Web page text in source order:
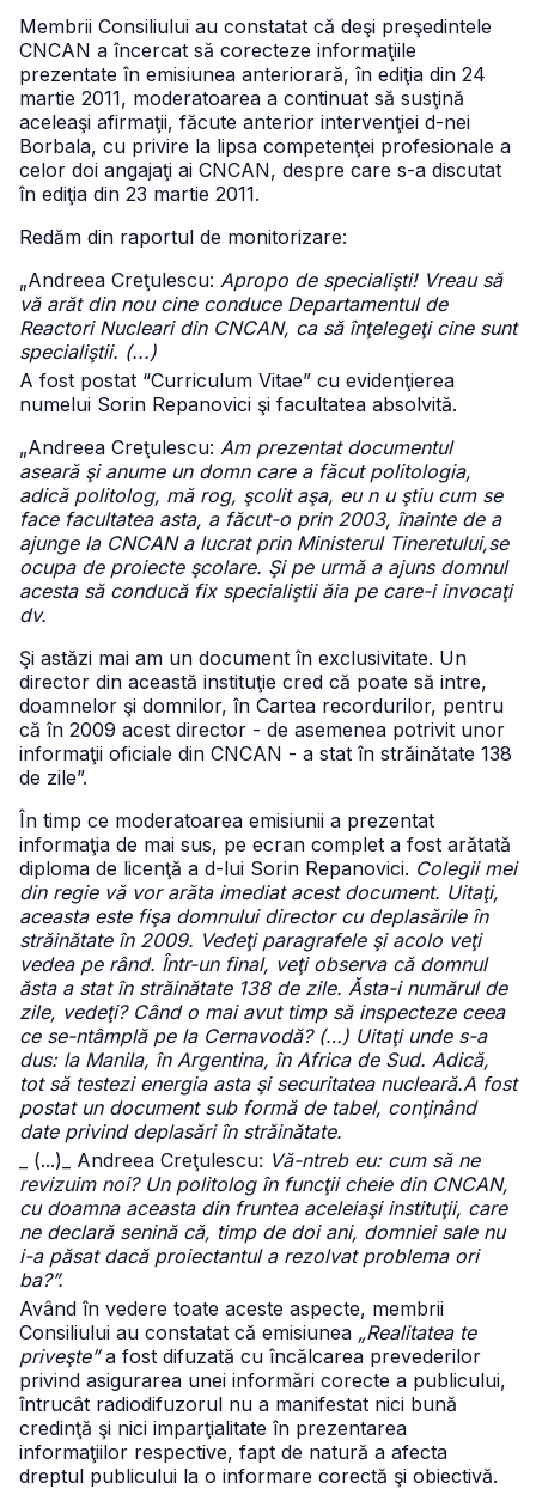
Membrii Consiliului au constatat că deşi preşedintele
CNCAN a încercat să corecteze informaţiile
prezentate în emisiunea anteriorară, în ediţia din 24
martie 2011, moderatoarea a continuat să susţină
aceleaşi afirmaţii, făcute anterior intervenţiei d-nei
Borbala, cu privire la lipsa competenţei profesionale a
celor doi angajaţi ai CNCAN, despre care s-a discutat
în ediţia din 23 martie 2011.
Redăm din raportul de monitorizare:
„Andreea Creţulescu: Apropo de specialişti! Vreau să
vă arăt din nou cine conduce Departamentul de
Reactori Nucleari din CNCAN, ca să înţelegeţi cine sunt
specialiştii. (...)
A fost postat “Curriculum Vitae” cu evidenţierea
numelui Sorin Repanovici şi facultatea absolvită.
„Andreea Creţulescu: Am prezentat documentul
aseară şi anume un domn care a făcut politologia,
adică politolog, mă rog, şcolit aşa, eu n u ştiu cum se
face facultatea asta, a făcut-o prin 2003, înainte de a
ajunge la CNCAN a lucrat prin Ministerul Tineretului,se
ocupa de proiecte şcolare. Şi pe urmă a ajuns domnul
acesta să conducă fix specialiştii ăia pe care-i invocaţi
dv.
Şi astăzi mai am un document în exclusivitate. Un
director din această instituţie cred că poate să intre,
doamnelor şi domnilor, în Cartea recordurilor, pentru
că în 2009 acest director - de asemenea potrivit unor
informaţii oficiale din CNCAN - a stat în străinătate 138
de zile”.
În timp ce moderatoarea emisiunii a prezentat
informaţia de mai sus, pe ecran complet a fost arătată
diploma de licenţă a d-lui Sorin Repanovici. Colegii mei
din regie vă vor arăta imediat acest document. Uitaţi,
aceasta este fişa domnului director cu deplasările în
străinătate în 2009. Vedeţi paragrafele şi acolo veţi
vedea pe rând. Într-un final, veţi observa că domnul
ăsta a stat în străinătate 138 de zile. Ăsta-i numărul de
zile, vedeţi? Când o mai avut timp să inspecteze ceea
ce se-ntâmplă pe la Cernavodă? (…) Uitaţi unde s-a
dus: la Manila, în Argentina, în Africa de Sud. Adică,
tot să testezi energia asta şi securitatea nucleară.A fost
postat un document sub formă de tabel, conţinând
date privind deplasări în străinătate.
_ (...) _ Andreea Creţulescu: Vă-ntreb eu: cum să ne
revizuim noi? Un politolog în funcţii cheie din CNCAN,
cu doamna aceasta din fruntea aceleiaşi instituţii, care
ne declară senină că, timp de doi ani, domniei sale nu
i-a păsat dacă proiectantul a rezolvat problema ori
ba?”.
Având în vedere toate aceste aspecte, membrii
Consiliului au constatat că emisiunea „Realitatea te
priveşte”a fost difuzată cu încălcarea prevederilor
privind asigurarea unei informări corecte a publicului,
întrucât radiodifuzorul nu a manifestat nici bună
credinţă şi nici imparţialitate în prezentarea
informaţiilor respective, fapt de natură a afecta
dreptul publicului la o informare corectă şi obiectivă.